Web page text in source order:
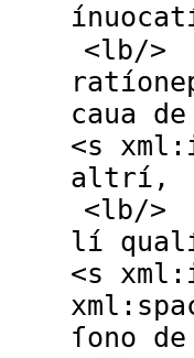
<lb/>
caua
<s
altrí,
<lb/>
lí qualí
<s
ſono